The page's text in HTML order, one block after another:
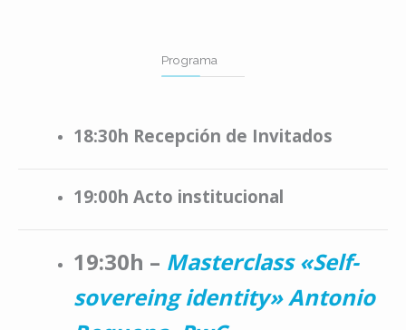
Programa
18:30h Recepción de Invitados
19:00h Acto institucional
19:30h – Masterclass «Self-
sovereing identity» Antonio